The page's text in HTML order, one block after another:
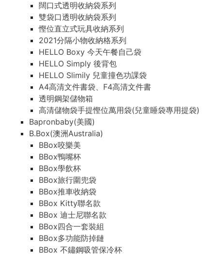
闊口式透明收納袋系列
雙袋口透明收納袋系列
慳位直立式玩具收納系列
2021分隔小物收納格系列
HELLO Boxy 今天午餐自己袋
HELLO Simply 後背包
HELLO Slimily 兒童撞色功課袋
A4高清文件書袋、F4高清文件書
透明鋼架儲物箱
高清儲物袋手提慳位萬用袋(兒童睡袋專用提袋)
Bapronbaby(美國)
B.Box(澳洲Australia)
BBox咬樂美
BBox鴨嘴杯
BBox學飲杯
BBox旅行圍兜袋
BBox推車收納袋
BBox Kitty聯名款
BBox 迪士尼聯名款
BBox四合一套裝組
BBox多功能防掉鏈
BBox 不鏽鋼吸管保冷杯